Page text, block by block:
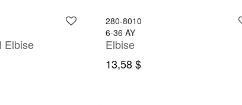
Elbise
280-8010
6-36 AY
Elbise
13,58 $